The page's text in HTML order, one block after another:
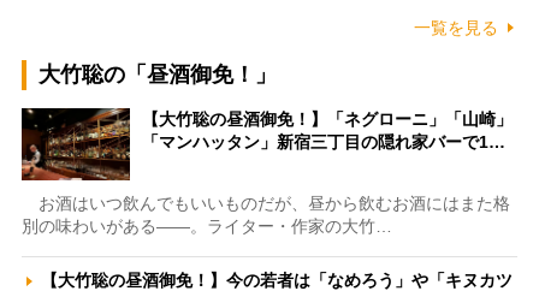
一覧を見る
大竹聡の「昼酒御免！」
【大竹聡の昼酒御免！】「ネグローニ」「山崎」
「マンハッタン」新宿三丁目の隠れ家バーで1…
お酒はいつ飲んでもいいものだが、昼から飲むお酒にはまた格
別の味わいがある――。ライター・作家の大竹…
【大竹聡の昼酒御免！】今の若者は「なめろう」や「キヌカツ